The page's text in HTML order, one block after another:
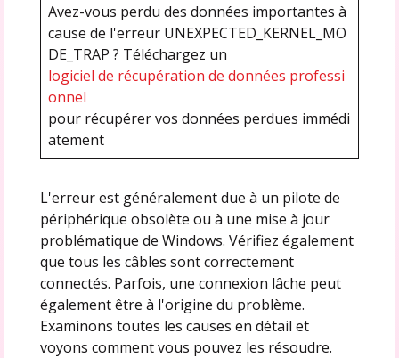
Avez-vous perdu des données importantes à
cause de l'erreur UNEXPECTED_KERNEL_MO
DE_TRAP ? Téléchargez un
logiciel de récupération de données professi
onnel
pour récupérer vos données perdues immédi
atement
L'erreur est généralement due à un pilote de
périphérique obsolète ou à une mise à jour
problématique de Windows. Vérifiez également
que tous les câbles sont correctement
connectés. Parfois, une connexion lâche peut
également être à l'origine du problème.
Examinons toutes les causes en détail et
voyons comment vous pouvez les résoudre.